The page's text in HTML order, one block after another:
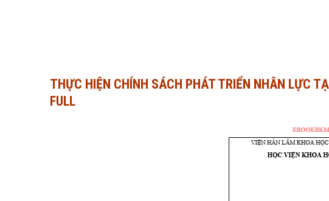
THỰC HIỆN CHÍNH SÁCH PHÁT TRIỂN NHÂN LỰC
FULL